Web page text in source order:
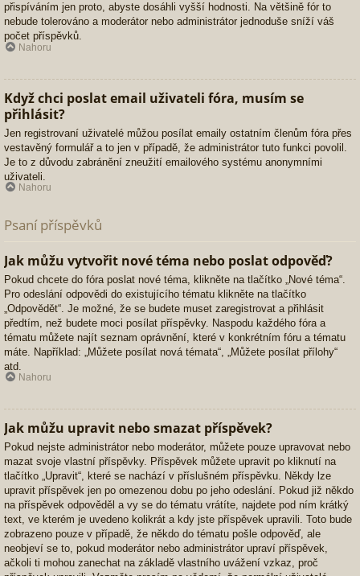
přispíváním jen proto, abyste dosáhli vyšší hodnosti. Na většině fór to
nebude tolerováno a moderátor nebo administrátor jednoduše sníží váš
počet příspěvků.
Nahoru
Když chci poslat email uživateli fóra, musím se
přihlásit?
Jen registrovaní uživatelé můžou posílat emaily ostatním členům fóra přes
vestavěný formulář a to jen v případě, že administrátor tuto funkci povolil.
Je to z důvodu zabránění zneužití emailového systému anonymními
uživateli.
Nahoru
Psaní příspěvků
Jak můžu vytvořit nové téma nebo poslat odpověď?
Pokud chcete do fóra poslat nové téma, klikněte na tlačítko „Nové téma“.
Pro odeslání odpovědi do existujícího tématu klikněte na tlačítko
„Odpovědět“. Je možné, že se budete muset zaregistrovat a přihlásit
předtím, než budete moci posílat příspěvky. Naspodu každého fóra a
tématu můžete najít seznam oprávnění, které v konkrétním fóru a tématu
máte. Například: „Můžete posílat nová témata“, „Můžete posílat přílohy“
atd.
Nahoru
Jak můžu upravit nebo smazat příspěvek?
Pokud nejste administrátor nebo moderátor, můžete pouze upravovat nebo
mazat svoje vlastní příspěvky. Příspěvek můžete upravit po kliknutí na
tlačítko „Upravit“, které se nachází v příslušném příspěvku. Někdy lze
upravit příspěvek jen po omezenou dobu po jeho odeslání. Pokud již někdo
na příspěvek odpověděl a vy se do tématu vrátíte, najdete pod ním krátký
text, ve kterém je uvedeno kolikrát a kdy jste příspěvek upravili. Toto bude
zobrazeno pouze v případě, že někdo do tématu pošle odpověď, ale
neobjeví se to, pokud moderátor nebo administrátor upraví příspěvek,
ačkoli ti mohou zanechat na základě vlastního uvážení vzkaz, proč